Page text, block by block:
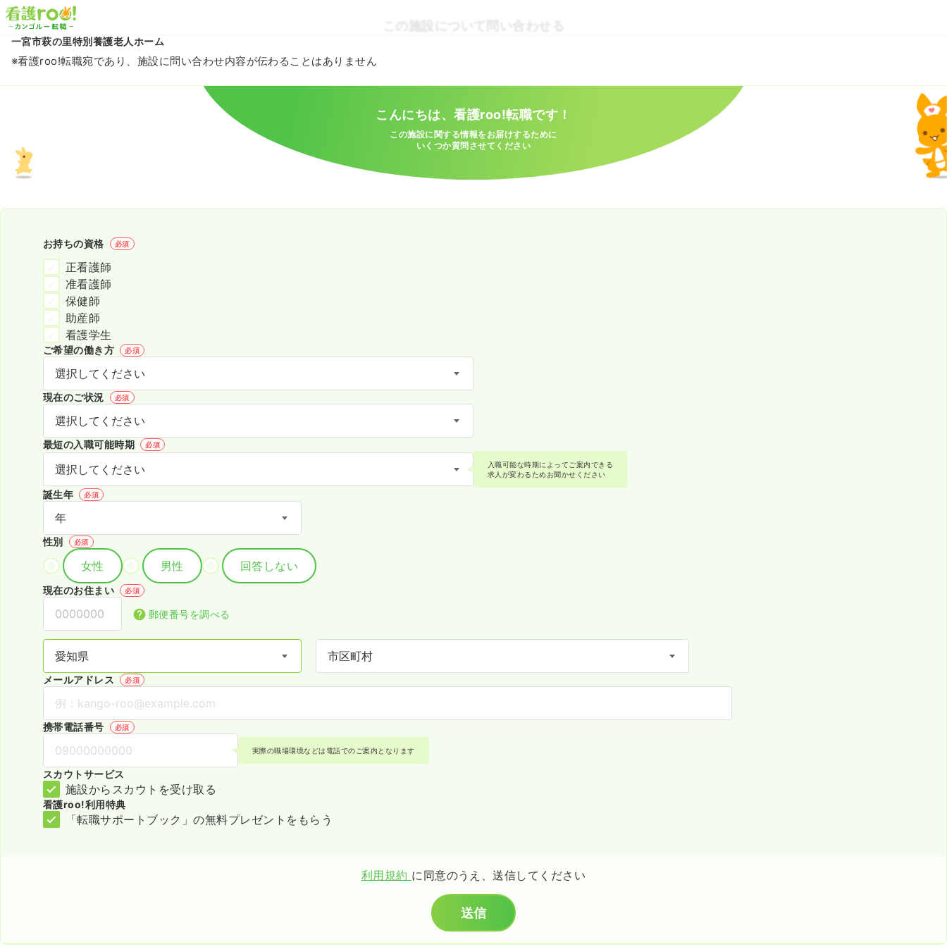
この施設について問い合わせる
一宮市萩の里特別養護老人ホーム
※看護roo!転職宛であり、施設に問い合わせ内容が伝わることはありません
こんにちは、看護roo!転職です！
この施設に関する情報をお届けするために
いくつか質問させてください
お持ちの資格 必須
正看護師
准看護師
保健師
助産師
看護学生
ご希望の働き方 必須
現在のご状況 必須
最短の入職可能時期 必須
入職可能な時期によってご案内できる
求人が変わるためお聞かせください
誕生年 必須
性別 必須
女性 男性 回答しない
現在のお住まい 必須
郵便番号を調べる
メールアドレス 必須
携帯電話番号 必須
実際の職場環境などは電話でのご案内となります
スカウトサービス
施設からスカウトを受け取る
看護roo!利用特典
「転職サポートブック」の無料プレゼントをもらう
利用規約 に同意のうえ、送信してください
送信